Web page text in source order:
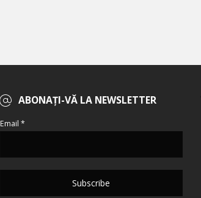
ABONAȚI-VĂ LA NEWSLETTER
Email *